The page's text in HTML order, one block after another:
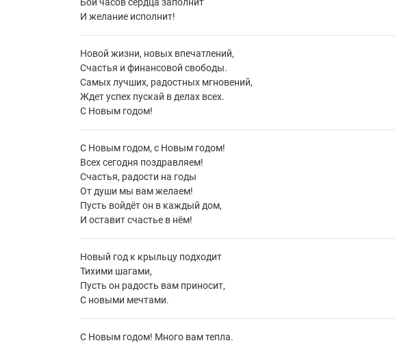
И желание исполнит!
Новой жизни, новых впечатлений,
Счастья и финансовой свободы.
Самых лучших, радостных мгновений,
Ждет успех пускай в делах всех.
С Новым годом!
С Новым годом, с Новым годом!
Всех сегодня поздравляем!
Счастья, радости на годы
От души мы вам желаем!
Пусть войдёт он в каждый дом,
И оставит счастье в нём!
Новый год к крыльцу подходит
Тихими шагами,
Пусть он радость вам приносит,
С новыми мечтами.
С Новым годом! Много вам тепла.